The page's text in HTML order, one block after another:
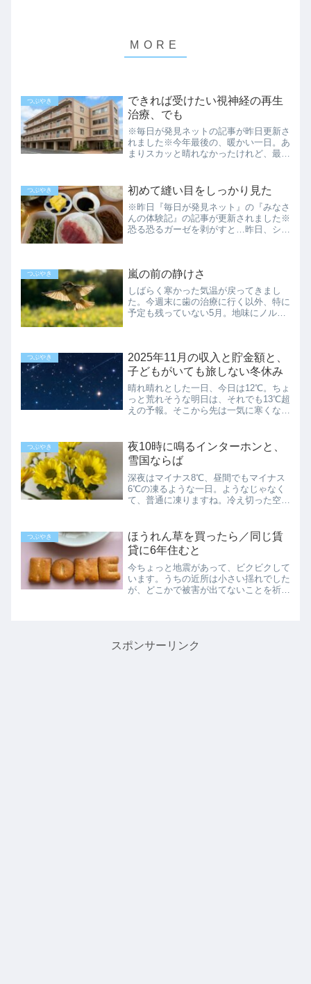
つぶやき
できれば受けたい視神経の再生
治療、でも
※毎日が発見ネットの記事が昨日更新さ
れました※今年最後の、暖かい一日。あ
まりスカッと晴れなかったけれど、最高
勤ですっ転ばないように気をつけて、
日々過ごします。お金持ちに...
つぶやき 初めて縫い目をしっかり見た
※昨日『毎日が発見ネット』の『みなさ
んの体験記』の記事が更新されました※
恐る恐るガーゼを剥がすと…昨日、シャ
い幅があるテープで止めら...
つぶやき 嵐の前の静けさ
しばらく寒かった気温が戻ってきまし
た。今週末に歯の治療に行く以外、特に
予定も残っていない5月。地味にノルマ
ません。いよいよ試験の本番が...
つぶやき
2025年11月の収入と貯金額と、
子どもがいても旅しない冬休み
晴れ晴れとした一日、今日は12℃。ちょ
っと荒れそうな明日は、それでも13℃超
えの予報。そこから先は一気に寒くな
ダウンの出番も、もうすぐです。通勤と
通院とちょっとした散歩...
つぶやき
夜10時に鳴るインターホンと、
雪国ならば
深夜はマイナス8℃、昼間でもマイナス
6℃の凍るような一日。ようなじゃなく
て、普通に凍りますね。冷え切った空気
を回ろうかという時間帯に、インターホ
ンが鳴りました。こんな時...
つぶやき
ほうれん草を買ったら／同じ賃
貸に6年住むと
今ちょっと地震があって、ビクビクして
います。うちの近所は小さい揺れでした
が、どこかで被害が出てないことを祈り
スポンサーリンク